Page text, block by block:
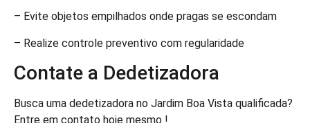
– Evite objetos empilhados onde pragas se escondam
– Realize controle preventivo com regularidade
Contate a Dedetizadora
Busca uma dedetizadora no Jardim Boa Vista qualificada?
Entre em contato hoje mesmo !